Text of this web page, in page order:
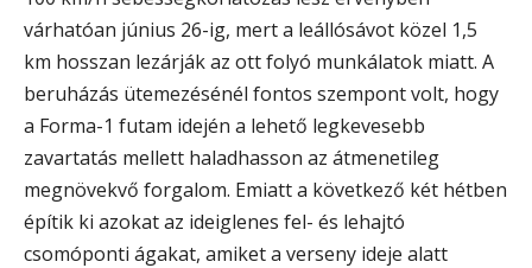
várhatóan június 26-ig, mert a leállósávot közel 1,5
km hosszan lezárják az ott folyó munkálatok miatt. A
beruházás ütemezésénél fontos szempont volt, hogy
a Forma-1 futam idején a lehető legkevesebb
zavartatás mellett haladhasson az átmenetileg
megnövekvő forgalom. Emiatt a következő két hétben
építik ki azokat az ideiglenes fel- és lehajtó
csomóponti ágakat, amiket a verseny ideje alatt